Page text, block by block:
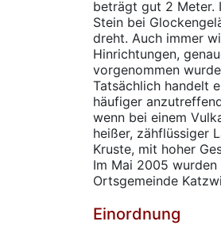
beträgt gut 2 Meter.
Stein bei
dreht. Auch immer
Hinrichtungen,
vorgenommen
Tatsächlich handelt
häufiger
wenn bei einem
heißer, zähflüssiger
Kruste, mit hoher
Im Mai 2005
Ortsgemeinde
Einordnung